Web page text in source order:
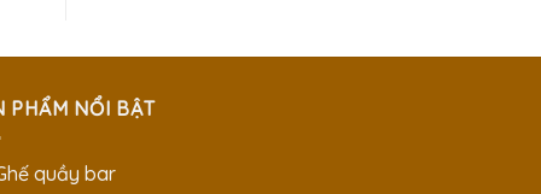
PHẨM NỔI BẬT
quầy bar